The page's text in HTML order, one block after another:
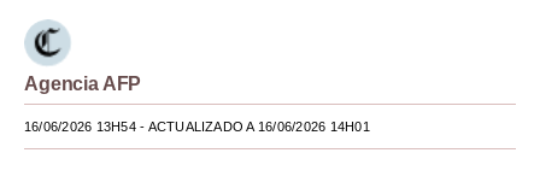
Lujo
Viajes
Moda
Agencia AFP
16/06/2026 13H54- ACTUALIZADO A 16/06/2026 14H01